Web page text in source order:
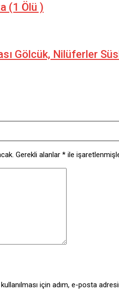
(1 Ölü )
Gölcük, Nilüferler
Gerekli alanlar * ile
için adım, e-posta